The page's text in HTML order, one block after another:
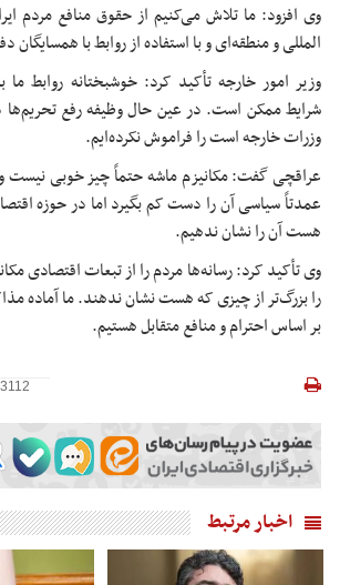
وی افزود: ما تلاش می‌کنیم از حقوق منافع مردم
المللی و منطقه‌ای و با استفاده از روابط با همسایگان
وزیر امور خارجه تأکید کرد: خوشبختانه روابط ما
شرایط ممکن است. در عین حال وظیفه رفع
وزرات خارجه است را فراموش نکرده‌ایم.
عراقچی گفت: مکانیزم ماشه حتماً چیز خوبی نیست
عمدتاً سیاسی آن را دست کم بگیرد اما در حوزه
هست آن را نشان ندهیم.
وی تأکید کرد: رسانه‌ها مردم را از تبعات اقتصادی
را بزرگ‌تر از چیزی که هست نشان ندهند. ما آماده
بر اساس احترام و منافع متقابل هستیم.
اخبار مرتبط